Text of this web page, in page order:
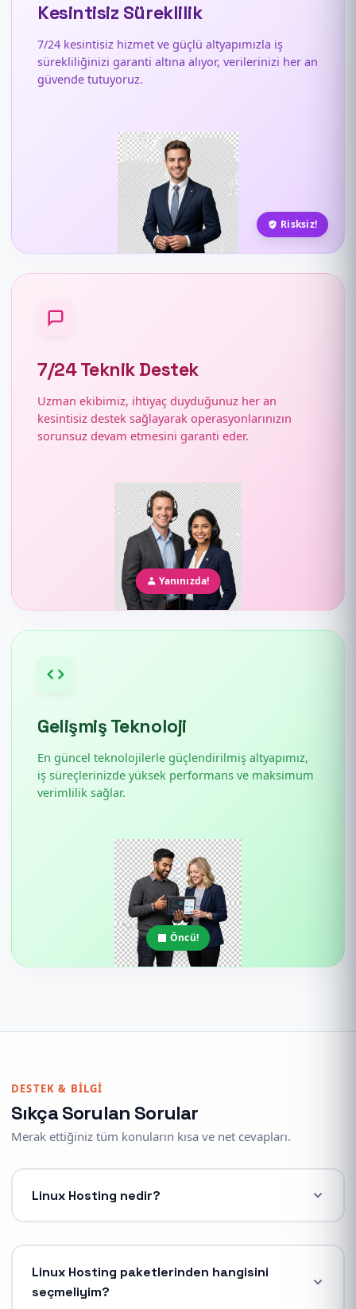
Kesintisiz Süreklilik
7/24 kesintisiz hizmet ve güçlü altyapımızla iş
sürekliliğinizi garanti altına alıyor, verilerinizi her an
güvende tutuyoruz.
Risksiz!
7/24 Teknik Destek
Uzman ekibimiz, ihtiyaç duyduğunuz her an
kesintisiz destek sağlayarak operasyonlarınızın
sorunsuz devam etmesini garanti eder.
Yanınızda!
Gelişmiş Teknoloji
En güncel teknolojilerle güçlendirilmiş altyapımız,
iş süreçlerinizde yüksek performans ve maksimum
verimlilik sağlar.
Öncü!
DESTEK & BILGI
Sıkça Sorulan Sorular
Merak ettiğiniz tüm konuların kısa ve net cevapları.
Linux Hosting nedir?
MySQL altyapılı web siteleri (WordPress, Joomla, e-
ticaret scriptleri vb.) için optimize edilmiş bir web
barındırma hizmetidir. Yüksek kararlılık, güvenlik ve
Linux Hosting paketlerinden hangisini
seçmeliyim?